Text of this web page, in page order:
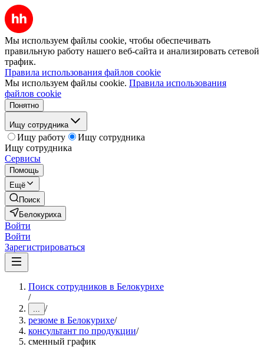
Мы используем файлы cookie, чтобы обеспечивать
правильную работу нашего веб-сайта и анализировать сетевой
трафик.
Правила использования файлов cookie
Мы используем файлы cookie. Правила использования
файлов cookie
Понятно
Ищу сотрудника
Ищу работу
Ищу сотрудника
Ищу сотрудника
Сервисы
Помощь
Ещё
Поиск
Белокуриха
Войти
Войти
Зарегистрироваться
Поиск сотрудников в Белокурихе
/
... /
резюме в Белокурихе/
консультант по продукции/
сменный график